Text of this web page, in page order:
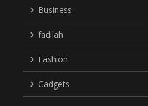
Business
fadilah
Fashion
Gadgets